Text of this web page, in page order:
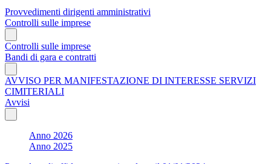
Provvedimenti dirigenti amministrativi
Controlli sulle imprese
Controlli sulle imprese
Bandi di gara e contratti
AVVISO PER MANIFESTAZIONE DI INTERESSE SERVIZI
CIMITERIALI
Avvisi
Anno 2026
Anno 2025